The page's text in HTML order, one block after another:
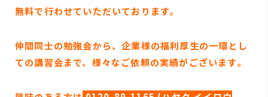
無料で行わせていただいております。
仲間同士の勉強会から、企業様の福利厚生の一環とし
ての講習会まで、様々なご依頼の実績がございます。